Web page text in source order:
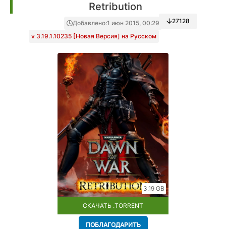
Retribution
Добавлено:1 июн 2015, 00:29
v 3.19.1.10235 [Новая Версия] на Русском
27128
3.19 GB
СКАЧАТЬ .TORRENT
ПОБЛАГОДАРИТЬ